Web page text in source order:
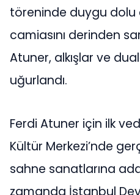
töreninde duygu dolu
camiasını derinden
Atuner, alkışlar ve
uğurlandı.
Ferdi Atuner için ilk
Kültür Merkezi’nde
sahne sanatlarına